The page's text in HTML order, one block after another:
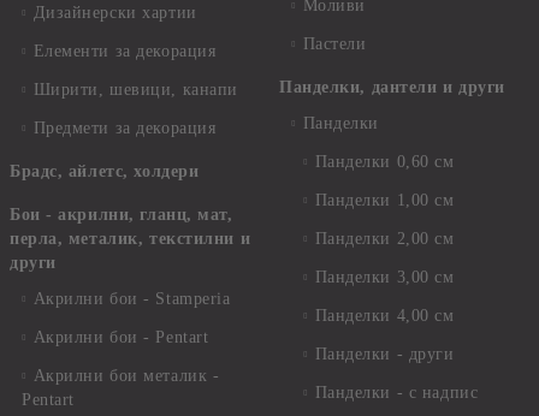
Дизайнерски хартии
Елементи за декорация
Ширити, шевици, канапи
Предмети за декорация
Брадс, айлетс, холдери
Бои - акрилни, гланц, мат,
перла, металик, текстилни и
други
Акрилни бои - Stamperia
Акрилни бои - Pentart
Акрилни бои металик -
Pentart
Моливи
Пастели
Панделки, дантели и други
Панделки
Панделки 0,60 см
Панделки 1,00 см
Панделки 2,00 см
Панделки 3,00 см
Панделки 4,00 см
Панделки - други
Панделки - с надпис